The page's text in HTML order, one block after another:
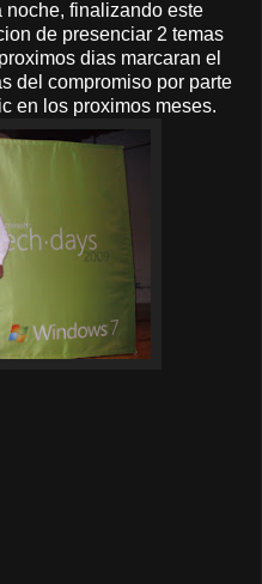
noche, finalizando este
de presenciar 2 temas
dias marcaran el
del compromiso por parte
en los proximos meses.